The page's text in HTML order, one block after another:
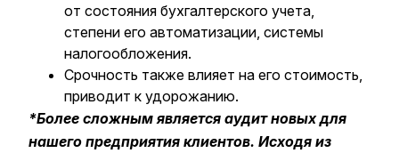
от состояния бухгалтерского учета,
степени его автоматизации, системы
налогообложения.
Срочность также влияет на его стоимость,
приводит к удорожанию.
*Более сложным является аудит новых для
нашего предприятия клиентов. Исходя из